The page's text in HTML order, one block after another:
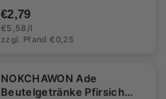
€2,79
€5,58/l
zzgl. Pfand €0,25
NOKCHAWON Ade
Beutelgetränke Pfirsich